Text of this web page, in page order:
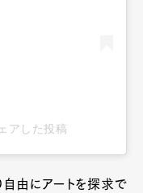
アした投稿
由にアートを探求で